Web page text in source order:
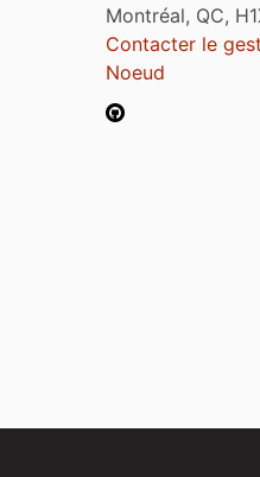
Montréal, QC,
Contacter le
Noeud